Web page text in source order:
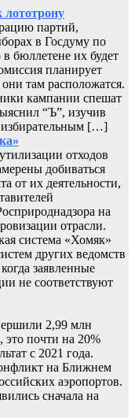
лототрону
партий,
в Госдуму по
бюллетене их будет
планирует
там расположатся.
кампании спешат
“Ъ”, изучив
избирательным […]
отходов
добиваться
от их деятельности,
на
отрасли.
система «Хомяк»
других ведомств
заявленные
не соответствуют
2,99 млн
это почти на 20%
с 2021 года.
на Ближнем
аэропортов.
сначала на